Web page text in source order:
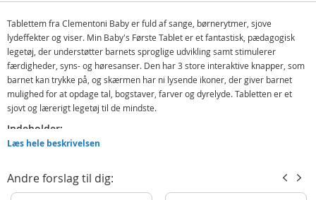
Tablettem fra Clementoni Baby er fuld af sange, børnerytmer, sjove
lydeffekter og viser. Min Baby's Første Tablet er et fantastisk, pædagogisk
legetøj, der understøtter barnets sproglige udvikling samt stimulerer
færdigheder, syns- og høresanser. Den har 3 store interaktive knapper, som
barnet kan trykke på, og skærmen har ni lysende ikoner, der giver barnet
mulighed for at opdage tal, bogstaver, farver og dyrelyde. Tabletten er et
sjovt og lærerigt legetøj til de mindste.
Indeholder:
Clementoni Min første Tablet
Detaljer:
Mål: 5 x 27 x 31,5 cm
Læs hele beskrivelsen
Andre forslag til dig: